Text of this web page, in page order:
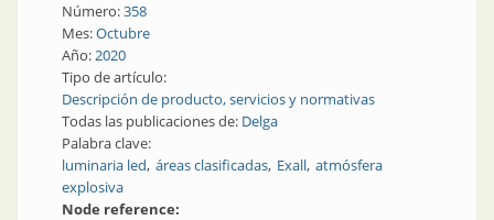
Número:358
Mes:Octubre
Año:2020
Tipo de artículo:
Descripción de producto, servicios y normativas
Todas las publicaciones de: Delga
Palabra clave:
luminaria led áreas clasificadas Exall atmósfera
explosiva
Node reference: